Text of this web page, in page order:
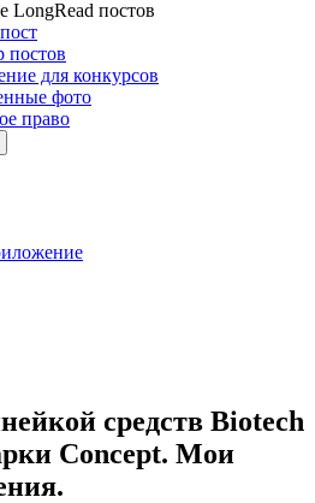
LongRead постов
постов
для конкурсов
фото
право
средств Biotech
Concept. Мои